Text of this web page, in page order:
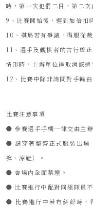
時，第一次犯罰二目，第二
9、比賽開始後，遲到加倍扣
10、棋局若有爭議，得服從
11、選手及觀棋者的言行舉
情形時，主辦單位得取消該選
12、比賽中除非詢問對手輪
比賽注意事項
● 參賽選手手機一律交由主
● 請穿著整齊正式服裝出場
褲、涼鞋）。
● 會場內全面禁煙。
● 比賽進行中配對同組隊員
● 比賽進行中若有糾紛時，